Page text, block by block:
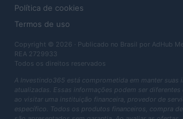
Política de cookies
Termos de uso
Copyright © 2026 · Publicado no Brasil por AdHub
REA 2729933
Todos os direitos reservados
A Investindo365 está comprometida em manter suas
atualizadas. Essas informações podem ser diferentes
ao visitar uma instituição financeira, provedor de
específico. Todos os produtos financeiros, compra